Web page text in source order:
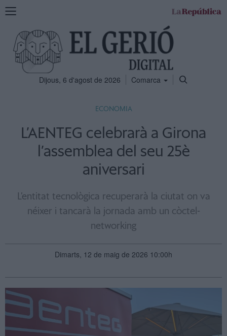
Mostra
navegació
Dijous, 6 d'agost de 2026 Comarca
ECONOMIA
L’AENTEG celebrarà a Girona
l’assemblea del seu 25è
aniversari
L’entitat tecnològica recuperarà la ciutat on va
néixer i tancarà la jornada amb un còctel-
networking
Dimarts, 12 de maig de 2026 10:00h